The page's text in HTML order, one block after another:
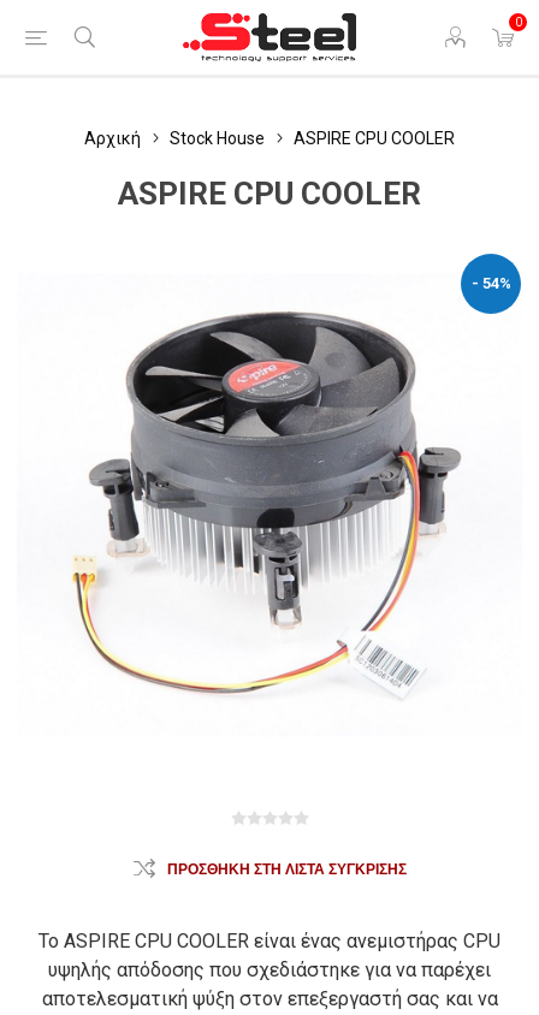
0
Αρχική Stock House ASPIRE CPU COOLER
ASPIRE CPU COOLER
- 54%
ΠΡΟΣΘΉΚΗ ΣΤΗ ΛΊΣΤΑ ΣΎΓΚΡΙΣΗΣ
Το ASPIRE CPU COOLER είναι ένας ανεμιστήρας CPU
υψηλής απόδοσης που σχεδιάστηκε για να παρέχει
αποτελεσματική ψύξη στον επεξεργαστή σας και να